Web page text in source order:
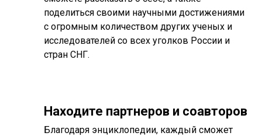
поделиться своими научными достижениями
с огромным количеством других ученых и
исследователей со всех уголков России и
стран СНГ.
Находите партнеров и соавторов
Благодаря энциклопедии, каждый сможет